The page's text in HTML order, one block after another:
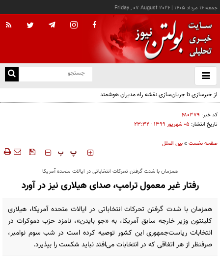
جمعه ۱۶ مرداد ۱۴۰۵ |
Friday , 07 August 2026
باز
و
از خبرسازی تا جریان‌سازی نقشه راه مدیران هوشمند
کد خبر: ۶۸۰۳۷۹
تاریخ انتشار: ۰۵ شهريور ۱۳۹۹ - ۲۳:۳۲
صفحه نخست »بین الملل
‍‍‍ پ پ
همزمان با شدت گرفتن تحرکات انتخاباتی در ایالات متحده آمریکا
رفتار غیر معمول ترامپ، صدای هیلاری نیز در آورد
همزمان با شدت گرفتن تحرکات انتخاباتی در ایالات متحده آمریکا، هیلاری
کلینتون وزیر خارجه سابق آمریکا، به «جو بایدن»، نامزد حزب دموکرات در
انتخابات ریاست‌جمهوری این کشور توصیه کرده است در شب سوم نوامبر،
صرفنظر از هر اتفاقی که در انتخابات می‌افتد نباید شکست را بپذیرد.